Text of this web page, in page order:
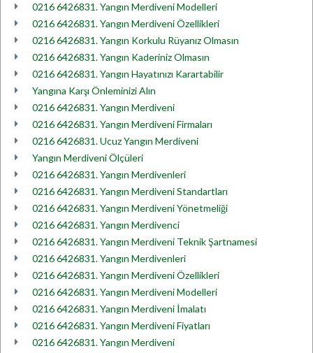
0216 6426831. Yangın Merdiveni Modelleri
0216 6426831. Yangın Merdiveni Özellikleri
0216 6426831. Yangın Korkulu Rüyanız Olmasın
0216 6426831. Yangın Kaderiniz Olmasın
0216 6426831. Yangın Hayatınızı Karartabilir
Yangına Karşı Önleminizi Alın
0216 6426831. Yangın Merdiveni
0216 6426831. Yangın Merdiveni Firmaları
0216 6426831. Ucuz Yangın Merdiveni
Yangın Merdiveni Ölçüleri
0216 6426831. Yangın Merdivenleri
0216 6426831. Yangın Merdiveni Standartları
0216 6426831. Yangın Merdiveni Yönetmeliği
0216 6426831. Yangın Merdivenci
0216 6426831. Yangın Merdiveni Teknik Şartnamesi
0216 6426831. Yangın Merdivenleri
0216 6426831. Yangın Merdiveni Özellikleri
0216 6426831. Yangın Merdiveni Modelleri
0216 6426831. Yangın Merdiveni İmalatı
0216 6426831. Yangın Merdiveni Fiyatları
0216 6426831. Yangın Merdiveni